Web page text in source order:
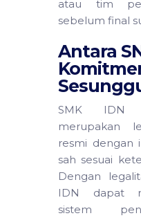
atau tim
sebelum final
Antara
SMK IDN
merupakan
resmi dengan
sah sesuai
Dengan
IDN dapat
sistem